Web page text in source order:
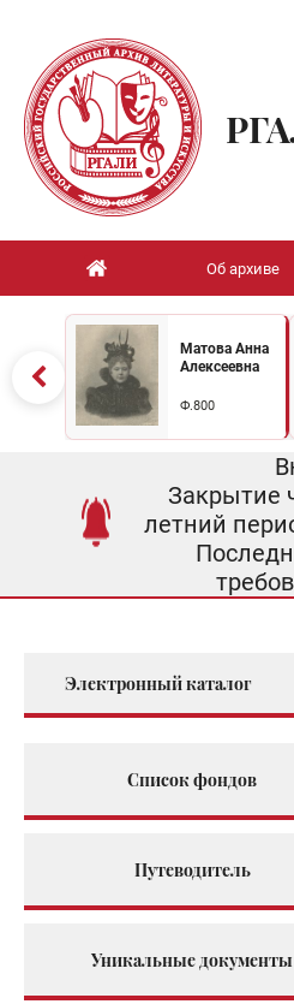
Об архиве
Матова Анна
Алексеевна
Ф.800
Закрытие
летний
Электронный каталог
Список фондов
Путеводитель
Уникальные документы